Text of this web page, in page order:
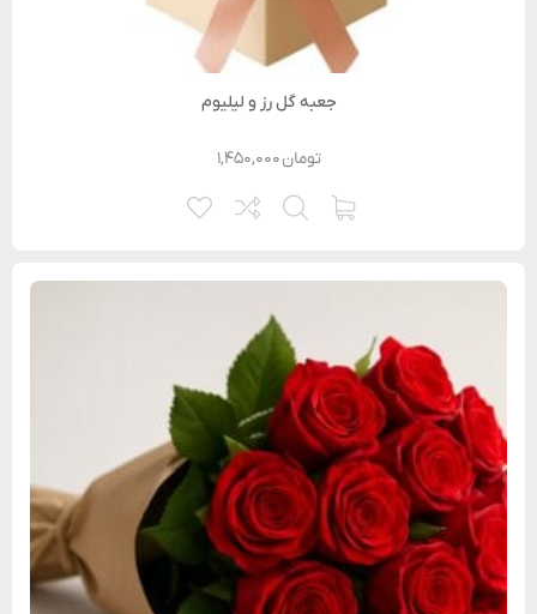
جعبه گل رز و لیلیوم
۱,۴۵۰,۰۰۰تومان